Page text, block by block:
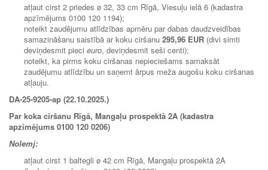
atļaut cirst 2 priedes ø 32, 33 cm Rīgā, Viesuļu ielā 6 (kadastra
apzīmējums 0100 120 1194);
noteikt zaudējumu atlīdzības apmēru par dabas daudzveidības
samazināšanu saistībā ar koku ciršanu 295,96 EUR (divi simti
deviņdesmit pieci euro, deviņdesmit seši centi);
noteikt, ka pirms koku ciršanas nepieciešams samaksāt
zaudējumu atlīdzību un saņemt ārpus meža augošu koku ciršanas
atļauju.
DA-25-9205-ap (22.10.2025.)
Par koka ciršanu Rīgā, Mangaļu prospektā 2A (kadastra
apzīmējums 0100 120 0206)
Nolemj:
atļaut cirst 1 baltegli ø 42 cm Rīgā, Mangaļu prospektā 2A